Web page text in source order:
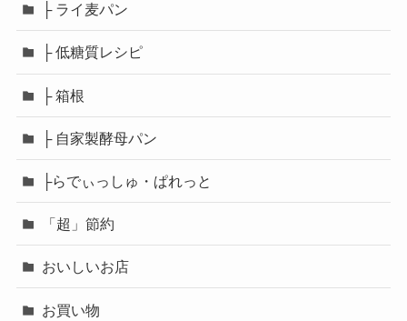
├ ライ麦パン
├ 低糖質レシピ
├ 箱根
├ 自家製酵母パン
├らでぃっしゅ・ぱれっと
「超」節約
おいしいお店
お買い物